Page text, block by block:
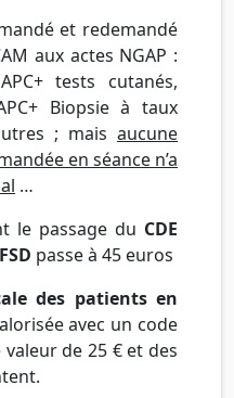
et redemandé
aux actes NGAP :
tests cutanés,
Biopsie à taux
; mais aucune
en séance n’a
…
le passage du CDE
FSD passe à 45 euros
des patients en
avec un code
valeur de 25 € et des